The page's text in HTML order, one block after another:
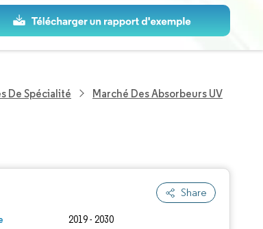
De Spécialité Marché Des Absorbeurs UV
Share
2019 - 2030